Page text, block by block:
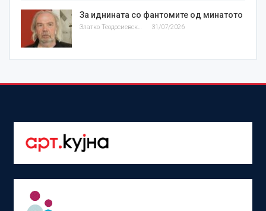
За иднината со фантомите од минатото
Златко Теодосиевски 31/07/2026